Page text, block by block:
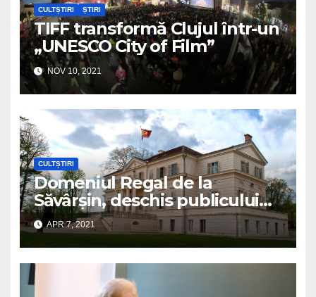
CULTȘTIRI ȘTIRI
TIFF transformă Clujul într-un
„UNESCO City of Film”
NOV 10, 2021
CULTȘTIRI
Domeniul Regal de la
Săvârșin, deschis publicului
de la 1 mai
APR 7, 2021